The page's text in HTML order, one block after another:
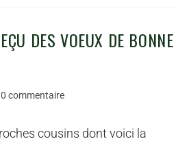
DES VOEUX DE BONNE
0 commentaire
cousins dont voici la